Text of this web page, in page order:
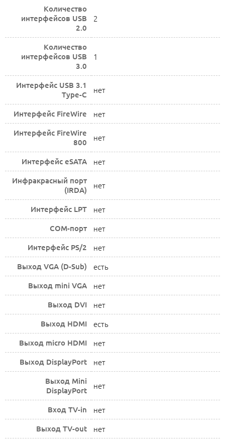
Количество
интерфейсов USB
2.0
2
Количество
интерфейсов USB
3.0
1
Интерфейс USB 3.1
Type-C
нет
Интерфейс FireWire нет
Интерфейс FireWire
800
нет
Интерфейс eSATA нет
Инфракрасный порт
(IRDA)
нет
Интерфейс LPT нет
COM-порт нет
Интерфейс PS/2 нет
Выход VGA (D-Sub) есть
Выход mini VGA нет
Выход DVI нет
Выход HDMI есть
Выход micro HDMI нет
Выход DisplayPort нет
Выход Mini
DisplayPort
нет
Вход TV-in нет
Выход TV-out нет